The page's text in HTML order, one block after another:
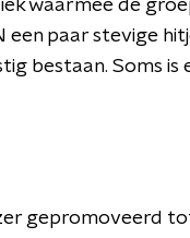
waarmee de
een paar stevige
bestaan. Soms
gepromoveerd